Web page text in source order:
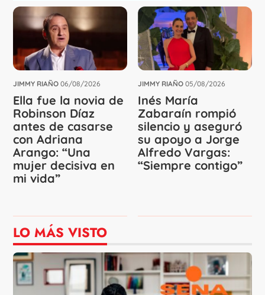
JIMMY RIAÑO 06/08/2026
Ella fue la novia de
Robinson Díaz
antes de casarse
con Adriana
Arango: “Una
mujer decisiva en
mi vida”
JIMMY RIAÑO 05/08/2026
Inés María
Zabaraín rompió
silencio y aseguró
su apoyo a Jorge
Alfredo Vargas:
“Siempre contigo”
LO MÁS VISTO